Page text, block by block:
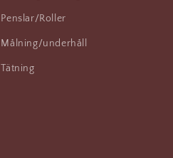
Penslar/Roller
Målning/underhåll
Tätning